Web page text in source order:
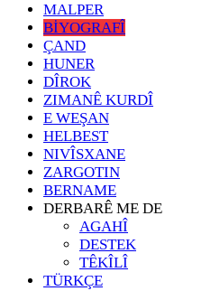
MALPER
BİYOGRAFÎ
ÇAND
HUNER
DÎROK
ZIMANÊ KURDÎ
E WEŞAN
HELBEST
NIVÎSXANE
ZARGOTIN
BERNAME
DERBARÊ ME DE
AGAHÎ
DESTEK
TÊKÎLÎ
TÜRKÇE